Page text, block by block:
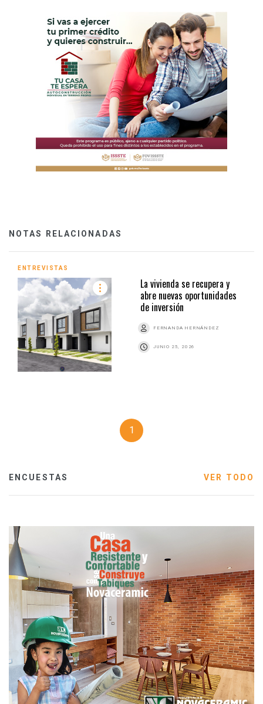
NOTAS RELACIONADAS
ENTREVISTAS
La vivienda se recupera y
abre nuevas oportunidades
de inversión
FERNANDA HERNÁNDEZ
JUNIO 25, 2026
1
ENCUESTAS VER TODO